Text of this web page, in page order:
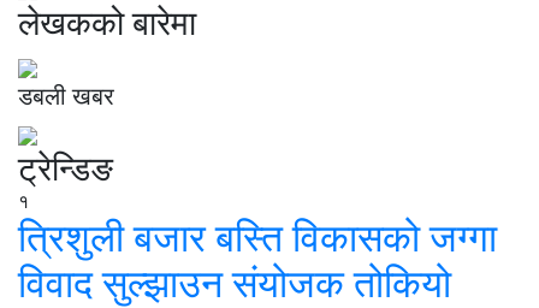
लेखकको बारेमा
डबली खबर
ट्रेन्डिङ
१
त्रिशुली बजार बस्ति विकासको जग्गा
विवाद सुल्झाउन संयोजक तोकियो